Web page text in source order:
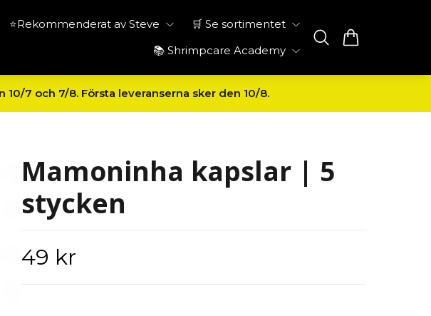
⭐Rekommenderat av Steve
🛒 Se sortimentet
📚 Shrimpcare Academy
7 och 7/8. Första leveranserna sker den 10/8.
Mamoninha kapslar | 5
stycken
49 kr